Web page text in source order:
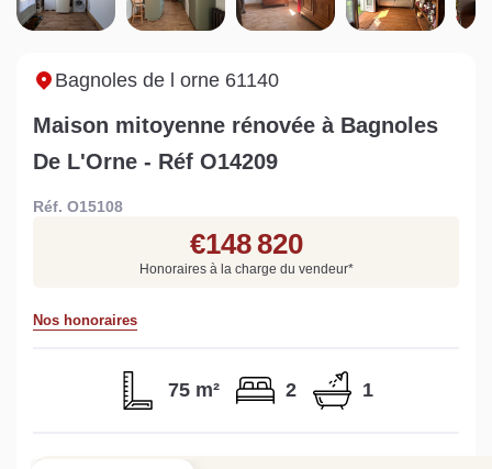
Sarthe pour booster sa
vente
quelles sont les
conséquences ?
Estimez votre bien en ligne.
en quelques clics.
Bagnoles de l orne 61140
Maison mitoyenne rénovée à Bagnoles
De L'Orne - Réf O14209
Réf. O15108
€148 820
Honoraires à la charge du vendeur*
Nos honoraires
75 m² 2 1